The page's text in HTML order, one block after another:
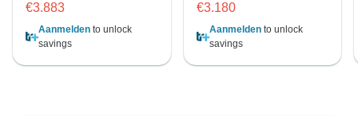
€3.883
Aanmelden to unlock
savings
€3.180
Aanmeldento unlock
savings